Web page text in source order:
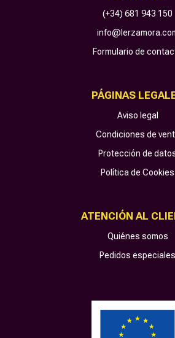
(+34) 681 943 150
Formulario de
PÁGINAS
Aviso legal
Condiciones de
Protección de
Política de Cookies
ATENCIÓN AL
Quiénes somos
Pedidos especiales